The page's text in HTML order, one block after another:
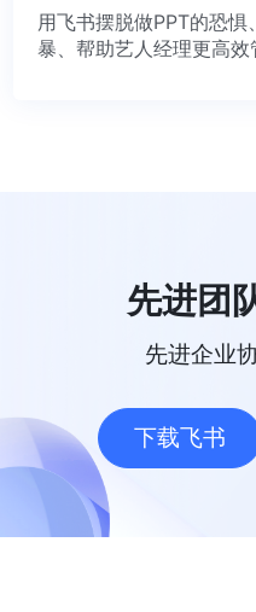
用飞书摆脱做PPT的恐
暴、帮助艺人经理更高
先进团
先进企业
下载飞书